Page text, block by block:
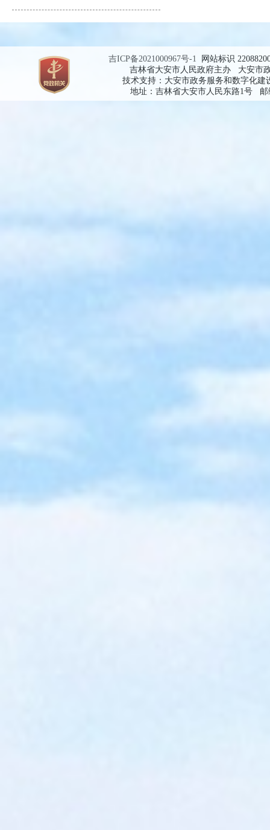
吉ICP备2021000967号-1 网站标识
吉林省大安市人民政府主办 大安市
技术支持：大安市政务服务和数字化
地址：吉林省大安市人民东路1号